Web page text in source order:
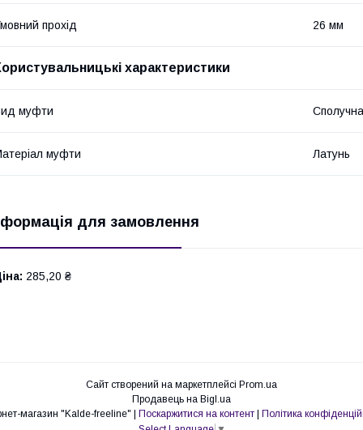
прохід 26 мм
характеристики
муфти Сполучна
муфти Латунь
для замовлення
285,20 ₴
Сайт створений на маркетплейсі Prom.ua
Продавець на Bigl.ua
Інтернет-магазин "Kalde-freeline" | Поскаржитися на контент | Політика